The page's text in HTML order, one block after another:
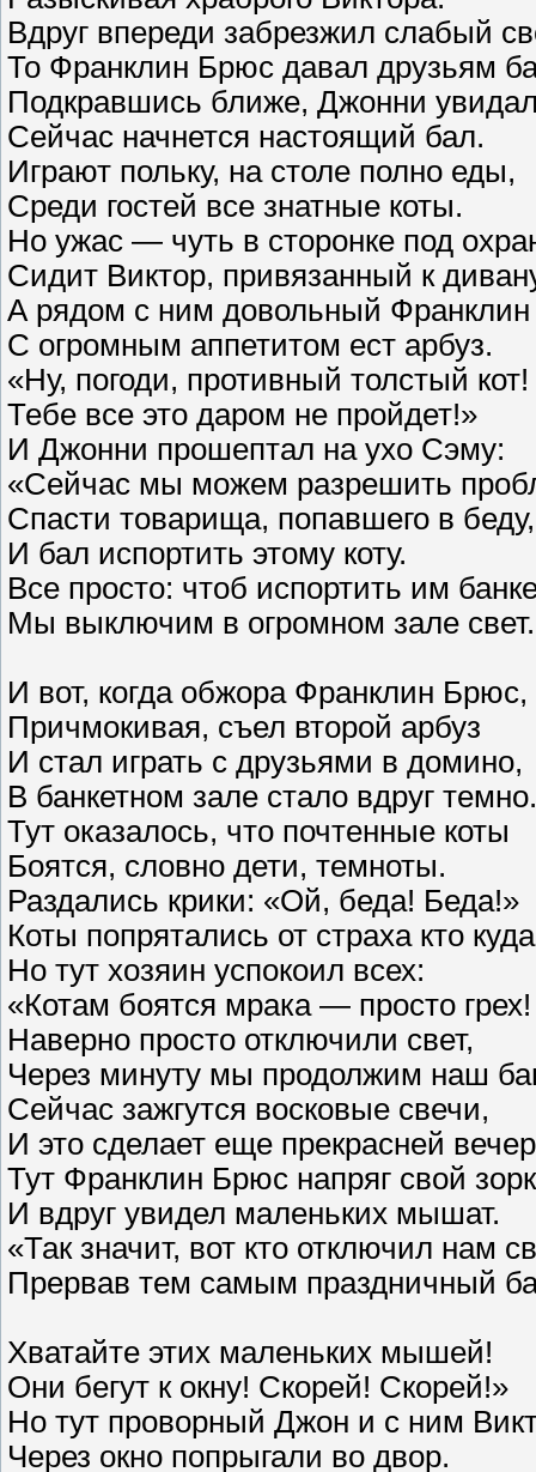
Вдруг впереди забрезжил слабый
То Франклин Брюс давал друзьям
Подкравшись ближе, Джонни
Сейчас начнется настоящий бал.
Играют польку, на столе полно еды,
Среди гостей все знатные коты.
Но ужас — чуть в сторонке под
Сидит Виктор, привязанный к
А рядом с ним довольный
С огромным аппетитом ест арбуз.
«Ну, погоди, противный толстый кот!
Тебе все это даром не пройдет!»
И Джонни прошептал на ухо Сэму:
«Сейчас мы можем разрешить
Спасти товарища, попавшего в беду,
И бал испортить этому коту.
Все просто: чтоб испортить им
Мы выключим в огромном зале
И вот, когда обжора Франклин Брюс,
Причмокивая, съел второй арбуз
И стал играть с друзьями в домино,
В банкетном зале стало вдруг темно.
Тут оказалось, что почтенные коты
Боятся, словно дети, темноты.
Раздались крики: «Ой, беда! Беда!»
Коты попрятались от страха кто
Но тут хозяин успокоил всех:
«Котам боятся мрака — просто грех!
Наверно просто отключили свет,
Через минуту мы продолжим наш
Сейчас зажгутся восковые свечи,
И это сделает еще прекрасней
Тут Франклин Брюс напряг свой
И вдруг увидел маленьких мышат.
«Так значит, вот кто отключил нам
Прервав тем самым праздничный
Хватайте этих маленьких мышей!
Они бегут к окну! Скорей! Скорей!»
Но тут проворный Джон и с ним
Через окно попрыгали во двор.